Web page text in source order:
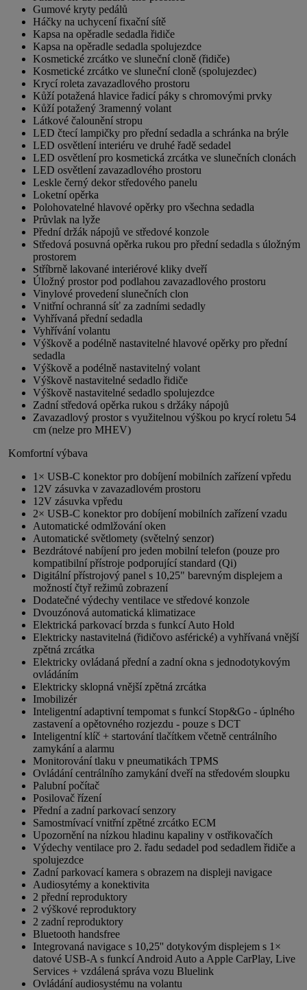
Gumové kryty pedálů
Háčky na uchycení fixační sítě
Kapsa na opěradle sedadla řidiče
Kapsa na opěradle sedadla spolujezdce
Kosmetické zrcátko ve sluneční cloně (řidiče)
Kosmetické zrcátko ve sluneční cloně (spolujezdec)
Krycí roleta zavazadlového prostoru
Kůží potažená hlavice řadicí páky s chromovými prvky
Kůží potažený 3ramenný volant
Látkové čalounění stropu
LED čtecí lampičky pro přední sedadla a schránka na brýle
LED osvětlení interiéru ve druhé řadě sedadel
LED osvětlení pro kosmetická zrcátka ve slunečních clonách
LED osvětlení zavazadlového prostoru
Leskle černý dekor středového panelu
Loketní opěrka
Polohovatelné hlavové opěrky pro všechna sedadla
Průvlak na lyže
Přední držák nápojů ve středové konzole
Středová posuvná opěrka rukou pro přední sedadla s úložným
prostorem
Stříbrně lakované interiérové kliky dveří
Úložný prostor pod podlahou zavazadlového prostoru
Vinylové provedení slunečních clon
Vnitřní ochranná síť za zadními sedadly
Vyhřívaná přední sedadla
Vyhřívání volantu
Výškově a podélně nastavitelné hlavové opěrky pro přední
sedadla
Výškově a podélně nastavitelný volant
Výškově nastavitelné sedadlo řidiče
Výškově nastavitelné sedadlo spolujezdce
Zadní středová opěrka rukou s držáky nápojů
Zavazadlový prostor s využitelnou výškou po krycí roletu 54
cm (nelze pro MHEV)
Komfortní výbava
1× USB-C konektor pro dobíjení mobilních zařízení vpředu
12V zásuvka v zavazadlovém prostoru
12V zásuvka vpředu
2× USB-C konektor pro dobíjení mobilních zařízení vzadu
Automatické odmlžování oken
Automatické světlomety (světelný senzor)
Bezdrátové nabíjení pro jeden mobilní telefon (pouze pro
kompatibilní přístroje podporující standard (Qi)
Digitální přístrojový panel s 10,25" barevným displejem a
možností čtyř režimů zobrazení
Dodatečné výdechy ventilace ve středové konzole
Dvouzónová automatická klimatizace
Elektrická parkovací brzda s funkcí Auto Hold
Elektricky nastavitelná (řidičovo asférické) a vyhřívaná vnější
zpětná zrcátka
Elektricky ovládaná přední a zadní okna s jednodotykovým
ovládáním
Elektricky sklopná vnější zpětná zrcátka
Imobilizér
Inteligentní adaptivní tempomat s funkcí Stop&Go - úplného
zastavení a opětovného rozjezdu - pouze s DCT
Inteligentní klíč + startování tlačítkem včetně centrálního
zamykání a alarmu
Monitorování tlaku v pneumatikách TPMS
Ovládání centrálního zamykání dveří na středovém sloupku
Palubní počítač
Posilovač řízení
Přední a zadní parkovací senzory
Samostmívací vnitřní zpětné zrcátko ECM
Upozornění na nízkou hladinu kapaliny v ostřikovačích
Výdechy ventilace pro 2. řadu sedadel pod sedadlem řidiče a
spolujezdce
Zadní parkovací kamera s obrazem na displeji navigace
Audiosytémy a konektivita
2 přední reproduktory
2 výškové reproduktory
2 zadní reproduktory
Bluetooth handsfree
Integrovaná navigace s 10,25'' dotykovým displejem s 1×
datové USB-A s funkcí Android Auto a Apple CarPlay, Live
Services + vzdálená správa vozu Bluelink
Ovládání audiosystému na volantu